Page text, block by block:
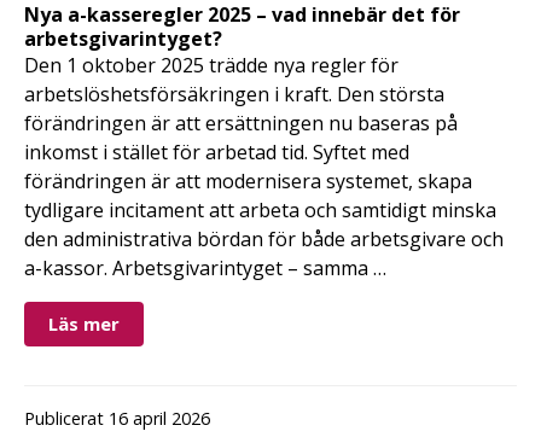
Nya a-kasseregler 2025 – vad innebär det för
arbetsgivarintyget?
Den 1 oktober 2025 trädde nya regler för
arbetslöshetsförsäkringen i kraft. Den största
förändringen är att ersättningen nu baseras på
inkomst i stället för arbetad tid. Syftet med
förändringen är att modernisera systemet, skapa
tydligare incitament att arbeta och samtidigt minska
den administrativa bördan för både arbetsgivare och
a-kassor. Arbetsgivarintyget – samma …
Läs mer
Publicerat 16 april 2026